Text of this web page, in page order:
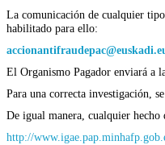
La comunicación de cualquier
habilitado para ello:
El Organismo Pagador enviará a
Para una correcta investigación,
De igual manera, cualquier
http://